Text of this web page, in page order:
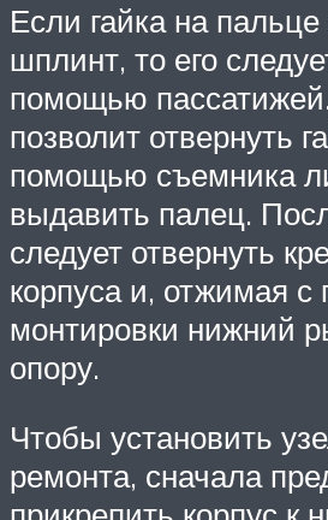
Если гайка на
шплинт, то его
помощью
позволит отвернуть
помощью съемника
выдавить палец.
следует отвернуть
корпуса и, отжимая
монтировки нижний
опору.
Чтобы установить
ремонта, сначала